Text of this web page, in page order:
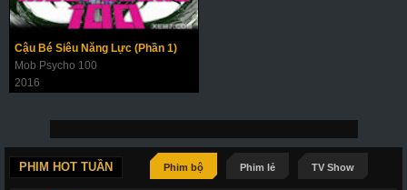
Cậu Bé Siêu Năng Lực (Phần 1)
Mob Psycho 100
2016
PHIM HOT TUẦN Phim bộ Phim lẻ TV Show